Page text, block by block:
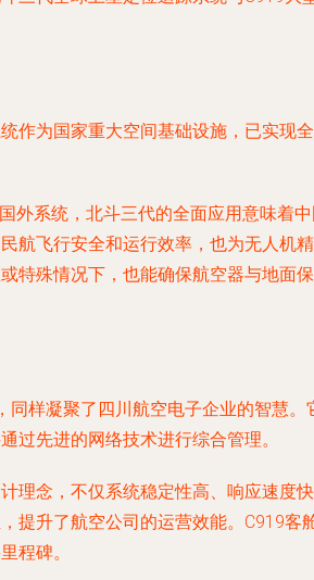
作为国家重大空间基础设施，已实现
外系统，北斗三代的全面应用意味着
飞行安全和运行效率，也为无人机精
特殊情况下，也能确保航空器与地面
同样凝聚了四川航空电子企业的智慧
过先进的网络技术进行综合管理。
念，不仅系统稳定性高、响应速度快
提升了航空公司的运营效能。C919客
程碑。